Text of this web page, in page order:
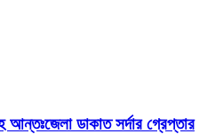
ডাকাত সর্দার গ্রেপ্তার